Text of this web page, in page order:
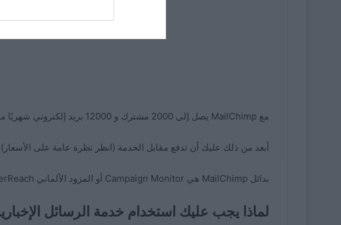
مع MailChimp يصل إلى 2000 مشترك و 12000 بريد إلكتروني شهريًا مجانًا.
أبعد من ذلك عليك أن تدفع مقابل الخدمة (انظر نظرة عامة على
بدائل MailChimp هي Campaign Monitor أو المزود الألماني CleverReach .
لماذا يجب عليك استخدام خدمة الرسائل